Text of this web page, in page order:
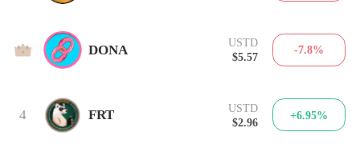
3 DONA
USTD
$5.57
-7.8%
4 FRT
USTD
$2.96
+6.95%